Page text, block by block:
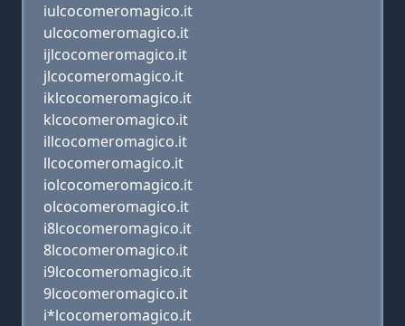
iulcocomeromagico.it
ulcocomeromagico.it
ijlcocomeromagico.it
jlcocomeromagico.it
iklcocomeromagico.it
klcocomeromagico.it
illcocomeromagico.it
llcocomeromagico.it
iolcocomeromagico.it
olcocomeromagico.it
i8lcocomeromagico.it
8lcocomeromagico.it
i9lcocomeromagico.it
9lcocomeromagico.it
i*lcocomeromagico.it